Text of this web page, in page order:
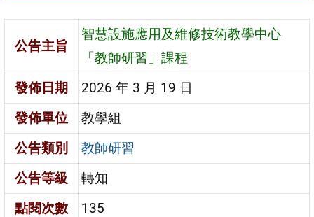
區
公告主旨
智慧設施應用及維修技術教學中心
「教師研習」課程
發佈日期
2026 年 3 月 19 日
發佈單位
教學組
公告類別
教師研習
公告等級
轉知
點閱次數
135